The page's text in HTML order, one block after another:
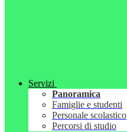
Servizi
Panoramica
Famiglie e studenti
Personale scolastico
Percorsi di studio